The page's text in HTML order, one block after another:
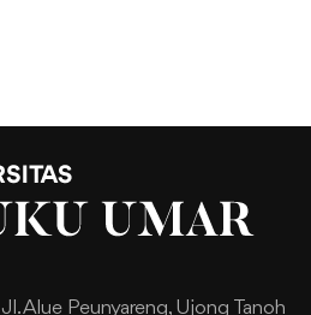
Jl. Alue Peunyareng, Ujong Tanoh